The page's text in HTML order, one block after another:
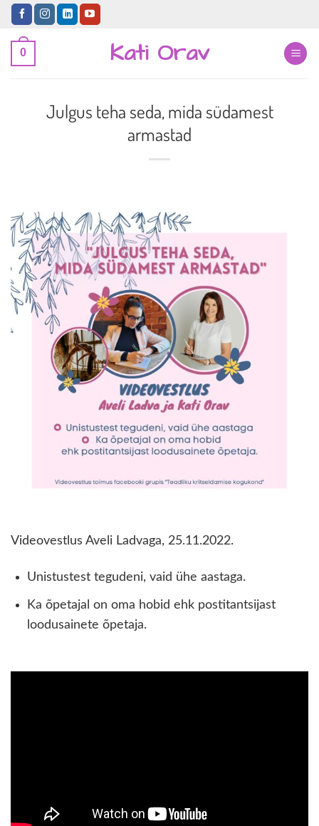
Skip
content
Kati Orav
0
Julgus teha seda, mida südamest
armastad
Videovestlus Aveli Ladvaga, 25.11.2022.
Unistustest tegudeni, vaid ühe aastaga.
Ka õpetajal on oma hobid ehk postitantsijast
loodusainete õpetaja.